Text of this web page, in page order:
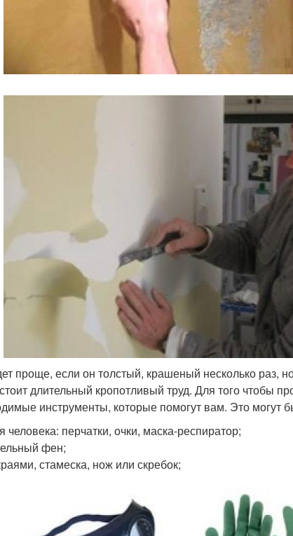
проще, если он толстый, крашеный несколько раз,
длительный кропотливый труд. Для того чтобы
инструменты, которые помогут вам. Это могут
перчатки, очки, маска-респиратор;
фен;
стамеска, нож или скребок;